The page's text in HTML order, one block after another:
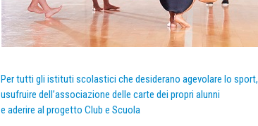
Per tutti gli istituti scolastici che desiderano agevolare lo sport,
usufruire dell’associazione delle carte dei propri alunni
e aderire al progetto Club e Scuola